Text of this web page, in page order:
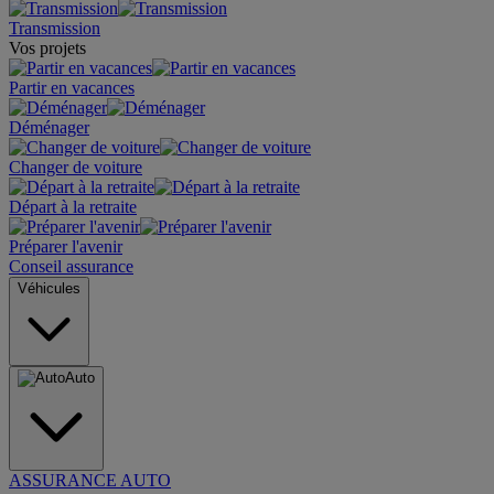
Transmission
Vos projets
Partir en vacances
Déménager
Changer de voiture
Départ à la retraite
Préparer l'avenir
Conseil assurance
Véhicules
Auto
ASSURANCE AUTO